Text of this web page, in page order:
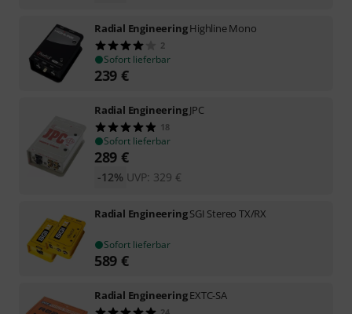
Radial EngineeringHighline Mono
2
Sofort lieferbar
239 €
Radial EngineeringJPC
18
Sofort lieferbar
289 €
UVP: 329 €
-12%
Radial EngineeringSGI Stereo TX/RX
Sofort lieferbar
589 €
Radial EngineeringEXTC-SA